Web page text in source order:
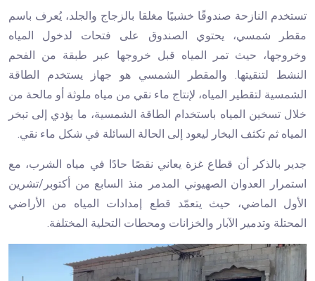
تستخدم النازحة صندوقًا خشبيًا مغلقا بالزجاج والجلد، يُعرف باسم
مقطر شمسي، يحتوي الصندوق على فتحات لدخول المياه
وخروجها، حيث تمر المياه قبل خروجها عبر طبقة من الفحم
النشط لتنقيتها. والمقطر الشمسي هو جهاز يستخدم الطاقة
الشمسية لتقطير المياه، لإنتاج ماء نقي من مياه ملوثة أو مالحة من
خلال تسخين المياه باستخدام الطاقة الشمسية، ما يؤدي إلى تبخر
المياه ثم تكثف البخار ليعود إلى الحالة السائلة في شكل ماء نقي.
جدير بالذكر أن قطاع غزة يعاني نقصًا حادًا في مياه الشرب، مع
استمرار العدوان الصهيوني المدمر منذ السابع من أكتوبر/تشرين
الأول الماضي، حيث يتعمّد قطع إمدادات المياه من الأراضي
المحتلة وتدمير الآبار والخزانات ومحطات التحلية المختلفة.